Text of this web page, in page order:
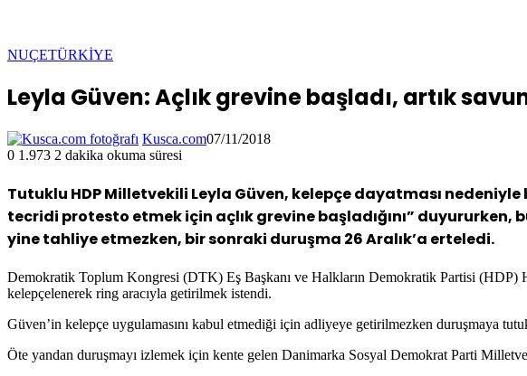
NUÇETÜRKİYE
Leyla Güven: Açlık grevine başladı, artık
Kusca.com07/11/2018
0 1.973 2 dakika okuma süresi
Tutuklu HDP Milletvekili Leyla Güven, kelepçe dayatması
tecridi protesto etmek için açlık grevine başladığını”
yine tahliye etmezken, bir sonraki duruşma 26 Aralık’a erteledi.
Demokratik Toplum Kongresi (DTK) Eş Başkanı ve Halkların Demokratik Partisi (HDP)
kelepçelenerek ring aracıyla getirilmek istendi.
Güven’in kelepçe uygulamasını kabul etmediği için adliyeye getirilmezken duruşmaya
Öte yandan duruşmayı izlemek için kente gelen Danimarka Sosyal Demokrat Parti